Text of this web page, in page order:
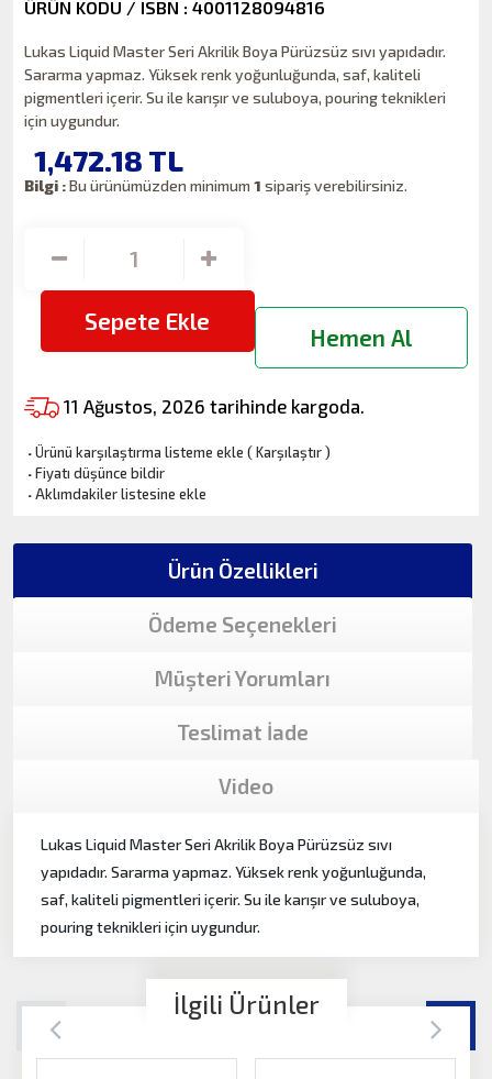
ÜRÜN KODU / ISBN : 4001128094816
Lukas Liquid Master Seri Akrilik Boya Pürüzsüz sıvı yapıdadır.
Sararma yapmaz. Yüksek renk yoğunluğunda, saf, kaliteli
pigmentleri içerir. Su ile karışır ve suluboya, pouring teknikleri
için uygundur.
1,472.18 TL
Bilgi :Bu ürünümüzden minimum1sipariş verebilirsiniz.
Sepete Ekle
Hemen Al
11 Ağustos, 2026 tarihinde kargoda.
·Ürünü karşılaştırma listeme ekle (Karşılaştır)
·Fiyatı düşünce bildir
·Aklımdakiler listesine ekle
Ürün Özellikleri
Ödeme Seçenekleri
Müşteri Yorumları
Teslimat İade
Video
Lukas Liquid Master Seri Akrilik Boya Pürüzsüz sıvı
yapıdadır. Sararma yapmaz. Yüksek renk yoğunluğunda,
saf, kaliteli pigmentleri içerir. Su ile karışır ve suluboya,
pouring teknikleri için uygundur.
İlgili Ürünler